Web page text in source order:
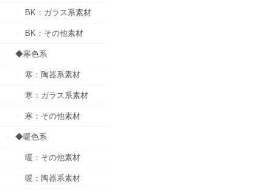
BK：ガラス系素材
BK：その他素材
◆寒色系
寒：陶器系素材
寒：ガラス系素材
寒：その他素材
◆暖色系
暖：その他素材
暖：陶器系素材